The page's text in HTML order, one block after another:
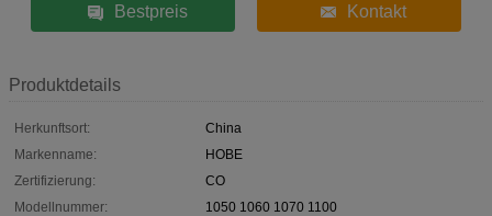
Bestpreis Kontakt
Produktdetails
Herkunftsort:
China
Markenname:
HOBE
Zertifizierung:
CO
Modellnummer:
1050 1060 1070 1100